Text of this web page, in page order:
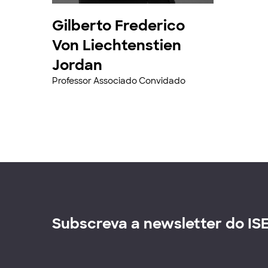
Gilberto Frederico
Von Liechtenstien
Jordan
Professor Associado Convidado
Subscreva a newsletter do